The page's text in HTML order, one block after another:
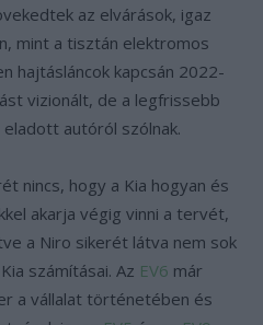
az elvárások, igaz
mint a tisztán elektromos
hajtásláncok kapcsán 2022-
vizionált, de a legfrissebb
autóról szólnak.
nincs, hogy a Kia hogyan és
akarja végig vinni a tervét,
a Niro sikerét látva nem sok
számításai. Az EV6 már
a vállalat történetében és